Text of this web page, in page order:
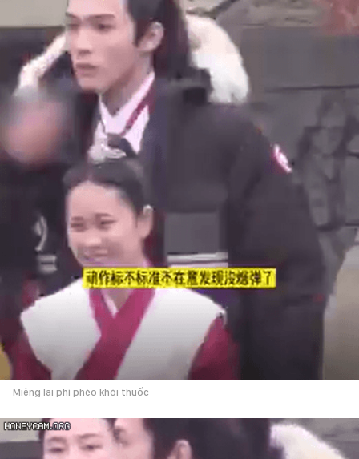
Miệng lại phì phèo khói thuốc